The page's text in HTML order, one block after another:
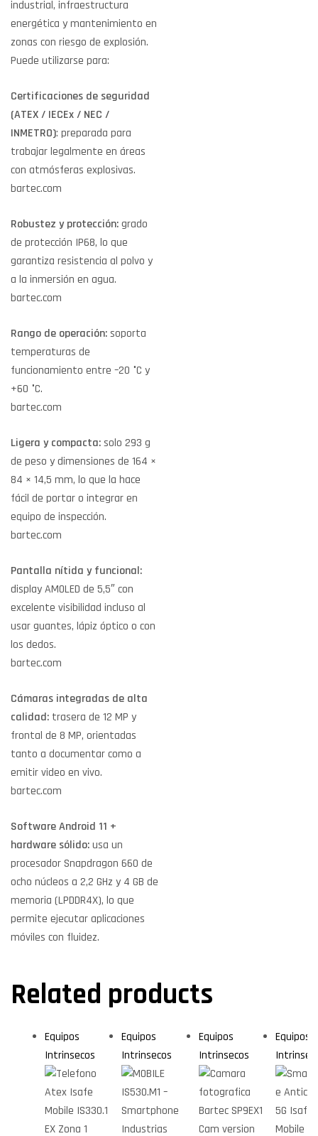
industrial, infraestructura
energética y mantenimiento en
zonas con riesgo de explosión.
Puede utilizarse para:
Certificaciones de seguridad
(ATEX / IECEx / NEC /
INMETRO): preparada para
trabajar legalmente en áreas
con atmósferas explosivas.
bartec.com
Robustez y protección:grado
de protección IP68, lo que
garantiza resistencia al polvo y
a la inmersión en agua.
bartec.com
Rango de operación:soporta
temperaturas de
funcionamiento entre –20 °C y
+60 °C.
bartec.com
Ligera y compacta:solo 293 g
de peso y dimensiones de 164 ×
84 × 14,5 mm, lo que la hace
fácil de portar o integrar en
equipo de inspección.
bartec.com
Pantalla nítida y funcional:
display AMOLED de 5,5″ con
excelente visibilidad incluso al
usar guantes, lápiz óptico o con
los dedos.
bartec.com
Cámaras integradas de alta
calidad: trasera de 12 MP y
frontal de 8 MP, orientadas
tanto a documentar como a
emitir video en vivo.
bartec.com
Software Android 11 +
hardware sólido:usa un
procesador Snapdragon 660 de
ocho núcleos a 2,2 GHz y 4 GB de
memoria (LPDDR4X), lo que
permite ejecutar aplicaciones
móviles con fluidez.
Related products
Equipos
Intrinsecos
Equipos
Intrinsecos
Equipos
Intrinsecos
Equipos